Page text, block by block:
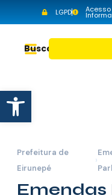
Abrir a barra de ferramentas
LGPD Acesso
Buscar